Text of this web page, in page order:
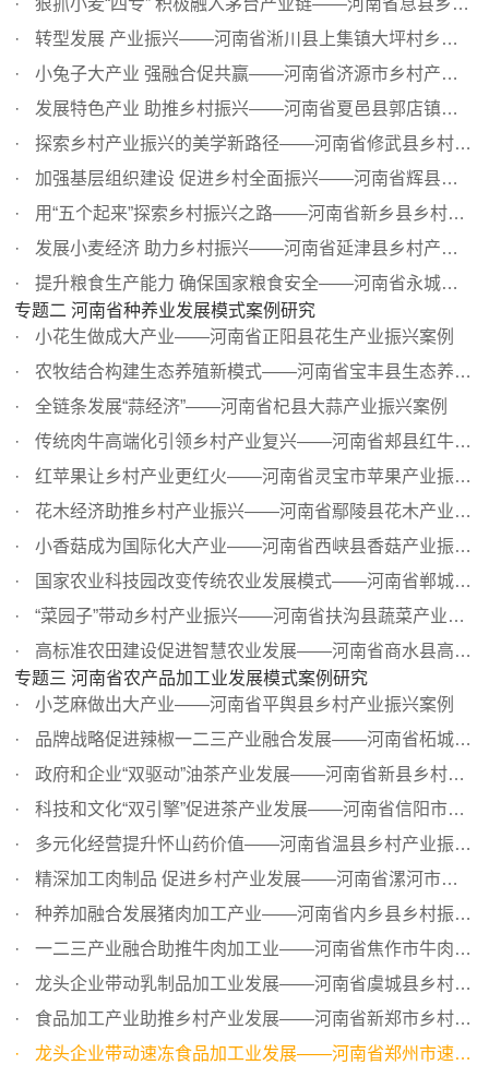
狠抓小麦“四专” 积极融入茅台产业链——河南省息县乡村产...
转型发展 产业振兴——河南省淅川县上集镇大坪村乡村产业转...
小兔子大产业 强融合促共赢——河南省济源市乡村产业振兴案例
发展特色产业 助推乡村振兴——河南省夏邑县郭店镇乡村产业...
探索乡村产业振兴的美学新路径——河南省修武县乡村产业振...
加强基层组织建设 促进乡村全面振兴——河南省辉县市张村乡...
用“五个起来”探索乡村振兴之路——河南省新乡县乡村产业...
发展小麦经济 助力乡村振兴——河南省延津县乡村产业振兴案例
提升粮食生产能力 确保国家粮食安全——河南省永城市乡村产...
专题二 河南省种养业发展模式案例研究
小花生做成大产业——河南省正阳县花生产业振兴案例
农牧结合构建生态养殖新模式——河南省宝丰县生态养猪产业...
全链条发展“蒜经济”——河南省杞县大蒜产业振兴案例
传统肉牛高端化引领乡村产业复兴——河南省郏县红牛产业振...
红苹果让乡村产业更红火——河南省灵宝市苹果产业振兴案例
花木经济助推乡村产业振兴——河南省鄢陵县花木产业振兴案例
小香菇成为国际化大产业——河南省西峡县香菇产业振兴案例
国家农业科技园改变传统农业发展模式——河南省郸城县产业...
“菜园子”带动乡村产业振兴——河南省扶沟县蔬菜产业振兴...
高标准农田建设促进智慧农业发展——河南省商水县高标准农...
专题三 河南省农产品加工业发展模式案例研究
小芝麻做出大产业——河南省平舆县乡村产业振兴案例
品牌战略促进辣椒一二三产业融合发展——河南省柘城县乡村...
政府和企业“双驱动”油茶产业发展——河南省新县乡村产业...
科技和文化“双引擎”促进茶产业发展——河南省信阳市乡村...
多元化经营提升怀山药价值——河南省温县乡村产业振兴案例
精深加工肉制品 促进乡村产业发展——河南省漯河市乡村产业...
种养加融合发展猪肉加工产业——河南省内乡县乡村振兴案例
一二三产业融合助推牛肉加工业——河南省焦作市牛肉加工产...
龙头企业带动乳制品加工业发展——河南省虞城县乡村产业振...
食品加工产业助推乡村产业发展——河南省新郑市乡村产业振...
龙头企业带动速冻食品加工业发展——河南省郑州市速冻食品...